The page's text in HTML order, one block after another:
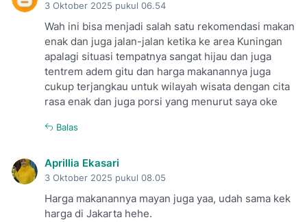
3 Oktober 2025 pukul 06.54
Wah ini bisa menjadi salah satu rekomendasi makan
enak dan juga jalan-jalan ketika ke area Kuningan
apalagi situasi tempatnya sangat hijau dan juga
tentrem adem gitu dan harga makanannya juga
cukup terjangkau untuk wilayah wisata dengan cita
rasa enak dan juga porsi yang menurut saya oke
Balas
Aprillia Ekasari
3 Oktober 2025 pukul 08.05
Harga makanannya mayan juga yaa, udah sama kek
harga di Jakarta hehe.